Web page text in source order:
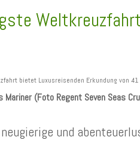
Mariner (Foto Regent Seven Seas
und